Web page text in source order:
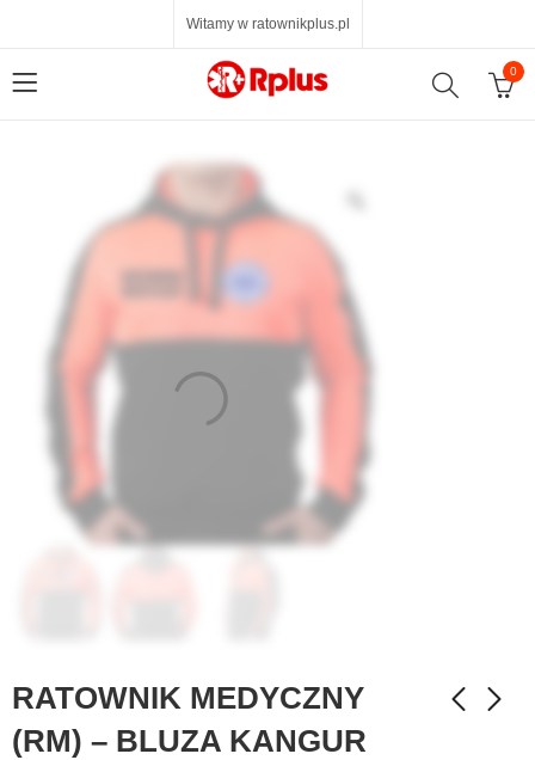
Witamy w ratownikplus.pl
0
RATOWNIK MEDYCZNY
(RM) – BLUZA KANGUR